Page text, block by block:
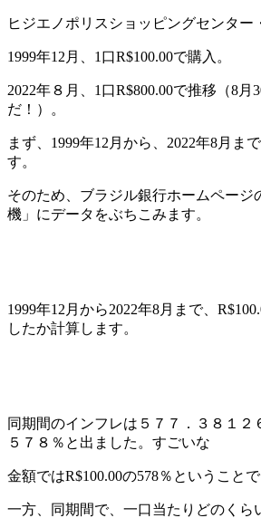
ヒジエノポリスショッピングセンター
1999年12月、1口R$100.00で購入。
2022年８月、1口R$800.00で推移（8月
だ！）。
まず、1999年12月から、2022年8月ま
す。
そのため、ブラジル銀行ホームページ
機」にデータをぶちこみます。
1999年12月から2022年8月まで、
したか計算します。
同期間のインフレは５７７．３８１２
５７８％と出ました。すごいな
金額ではR$100.00の578％ということで
一方、同期間で、一口当たりどのくら